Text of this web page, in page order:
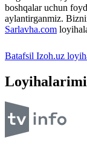
boshqalar uchun
aylantirganmiz.
Sarlavha.com
Batafsil Izoh.uz